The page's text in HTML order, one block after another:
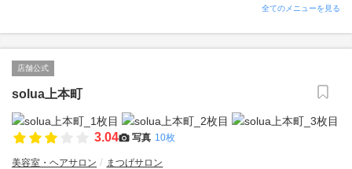
全てのメニューを見る
店舗公式
solua上本町
3.04 写真 10枚
美容室・ヘアサロン まつげサロン